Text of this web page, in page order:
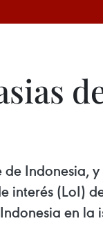
Indonesia,
interés (LoI)
en la